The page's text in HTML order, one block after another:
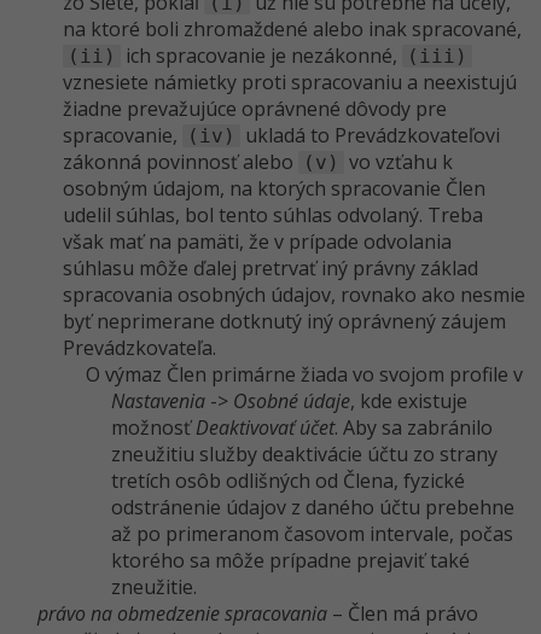
na ktoré boli zhromaždené alebo inak spracované,
(ii) ich spracovanie je nezákonné, (iii)
vznesiete námietky proti spracovaniu a neexistujú
žiadne prevažujúce oprávnené dôvody pre
spracovanie,
(iv)
ukladá to Prevádzkovateľovi
zákonná povinnosť alebo
(v)
vo vzťahu k
osobným údajom, na ktorých spracovanie Člen
udelil súhlas, bol tento súhlas odvolaný. Treba
však mať na pamäti, že v prípade odvolania
súhlasu môže ďalej pretrvať iný právny základ
spracovania osobných údajov, rovnako ako nesmie
byť neprimerane dotknutý iný oprávnený záujem
Prevádzkovateľa.
O výmaz Člen primárne žiada vo svojom profile v
Nastavenia -> Osobné údaje, kde existuje
možnosťDeaktivovať účet. Aby sa zabránilo
zneužitiu služby deaktivácie účtu zo strany
tretích osôb odlišných od Člena, fyzické
odstránenie údajov z daného účtu prebehne
až po primeranom časovom intervale, počas
ktorého sa môže prípadne prejaviť také
zneužitie.
právo na obmedzenie spracovania – Člen má právo